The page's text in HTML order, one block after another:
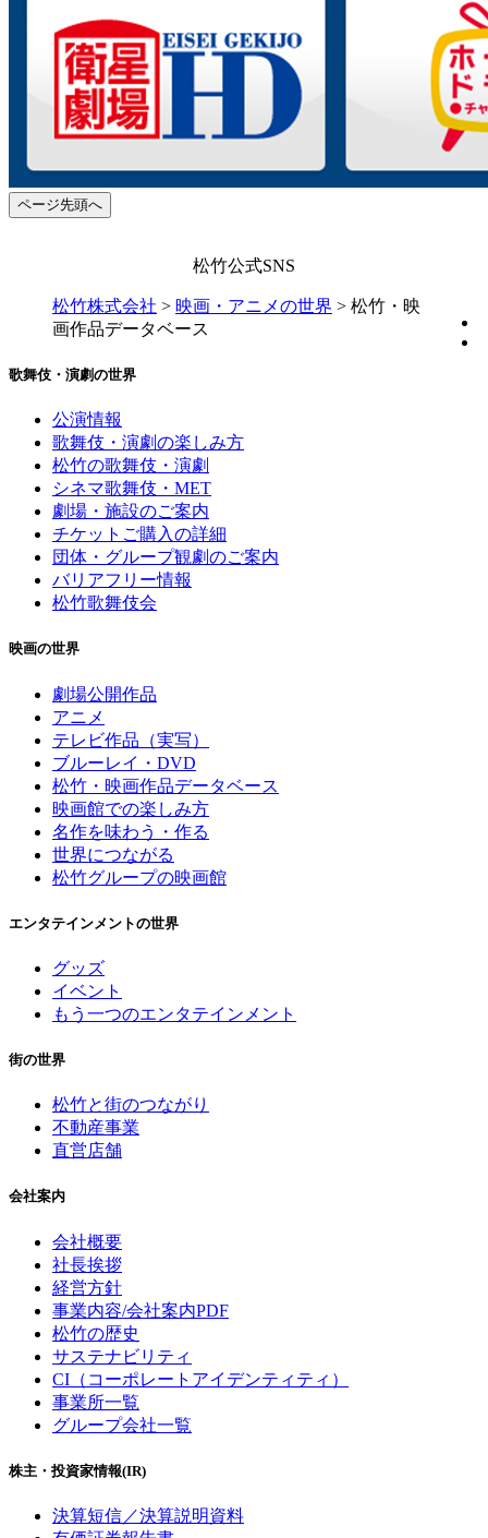
ページ先頭へ
松竹公式SNS
松竹株式会社 > 映画・アニメの世界 > 松竹・映
画作品データベース
歌舞伎・演劇の世界
公演情報
歌舞伎・演劇の楽しみ方
松竹の歌舞伎・演劇
シネマ歌舞伎・MET
劇場・施設のご案内
チケットご購入の詳細
団体・グループ観劇のご案内
バリアフリー情報
松竹歌舞伎会
映画の世界
劇場公開作品
アニメ
テレビ作品（実写）
ブルーレイ・DVD
松竹・映画作品データベース
映画館での楽しみ方
名作を味わう・作る
世界につながる
松竹グループの映画館
エンタテインメントの世界
グッズ
イベント
もう一つのエンタテインメント
街の世界
松竹と街のつながり
不動産事業
直営店舗
会社案内
会社概要
社長挨拶
経営方針
事業内容/会社案内PDF
松竹の歴史
サステナビリティ
CI（コーポレートアイデンティティ）
事業所一覧
グループ会社一覧
株主・投資家情報(IR)
決算短信／決算説明資料